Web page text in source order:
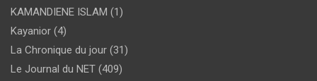
KAMANDIENE ISLAM (1)
Kayanior (4)
La Chronique du jour (31)
Le Journal du NET (409)